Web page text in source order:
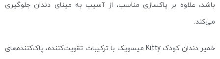
باشد، علاوه بر پاکسازی مناسب، از آسیب به مینای دندان جلوگیری
می‌کند.
خمیر دندان کودک Kitty میسویک با ترکیبات تقویت‌کننده، پاک‌کننده‌های